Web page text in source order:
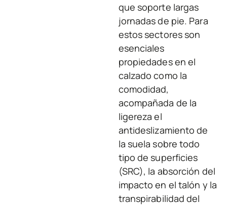
que soporte largas
jornadas de pie. Para
estos sectores son
esenciales
propiedades en el
calzado como la
comodidad,
acompañada de la
ligereza el
antideslizamiento de
la suela sobre todo
tipo de superficies
(SRC), la absorción del
impacto en el talón y la
transpirabilidad del